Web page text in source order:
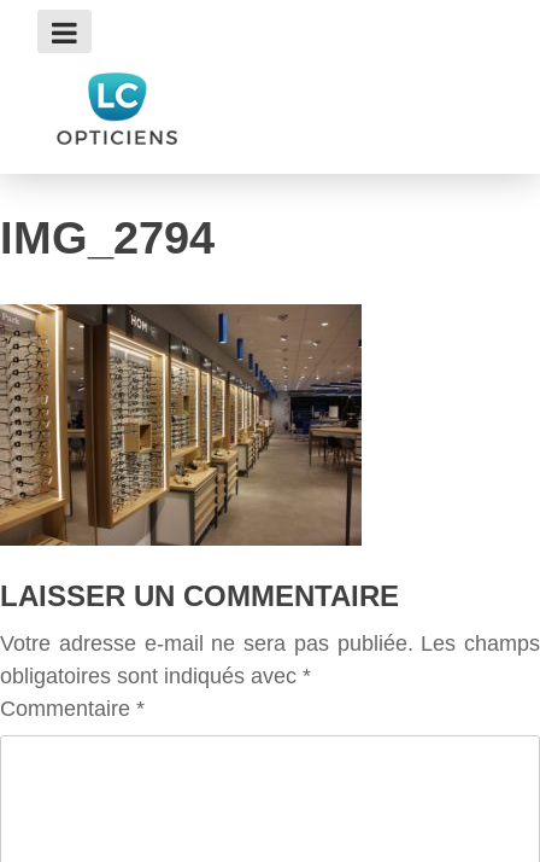
IMG_2794
LAISSER UN COMMENTAIRE
Votre adresse e-mail ne sera pas publiée. Les champs
obligatoires sont indiqués avec *
Commentaire *